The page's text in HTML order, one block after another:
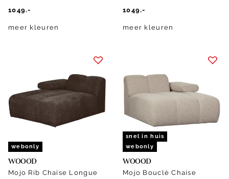
1049.-
meer kleuren
1049.-
meer kleuren
webonly
WOOOD
Mojo Rib Chaise Longue
snel in huis
webonly
WOOOD
Mojo Bouclé Chaise